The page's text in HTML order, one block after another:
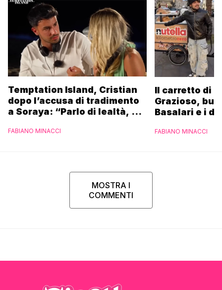
Temptation Island, Cristian
dopo l’accusa di tradimento
a Soraya: “Parlo di lealtà, ma
FABIANO MINACCI
Il carretto di
Grazioso,
Basalari e i
Ferrero”
FABIANO MINACCI
MOSTRA I
COMMENTI